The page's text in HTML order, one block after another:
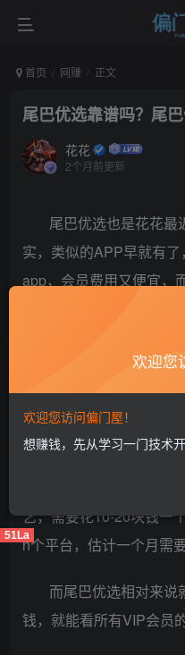
首页 网赚 正文
尾巴优选靠谱吗？尾
花花
2个月前更新
尾巴优选也是花花最
实，类似的APP早就有
app，会员费用又便宜，
这样的APP一直生活在暗
尾巴优选APP怎么下载？
先说尾巴优选靠谱吗
尝试不就行了。
我们都知道随便办
艺，需要花10-20块钱一
n个平台，估计一个月需
而尾巴优选相对来说
钱，就能看所有VIP会员
欢迎您
欢迎您访问偏门屋！
想赚钱，先从学习一门技术
51La